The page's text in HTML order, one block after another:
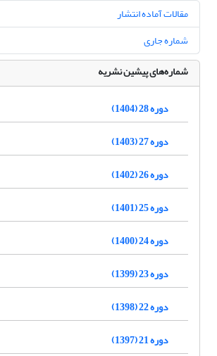
مقالات آماده انتشار
شماره جاری
شماره‌های پیشین نشریه
دوره 28 (1404)
دوره 27 (1403)
دوره 26 (1402)
دوره 25 (1401)
دوره 24 (1400)
دوره 23 (1399)
دوره 22 (1398)
دوره 21 (1397)